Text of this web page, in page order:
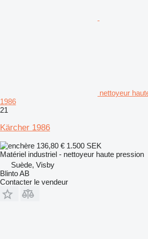
nettoyeur
1986
21
Kärcher 1986
136,80 € 1.500 SEK
Matériel industriel - nettoyeur haute pression
Suède, Visby
Blinto AB
Contacter le vendeur